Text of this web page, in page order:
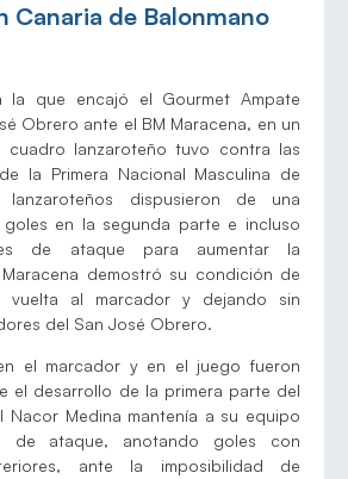
Canaria de Balonmano
la que encajó el Gourmet Ampate
Obrero ante el BM Maracena, en un
lanzaroteño tuvo contra las
la Primera Nacional Masculina de
lanzaroteños dispusieron de una
en la segunda parte e incluso
de ataque para aumentar la
demostró su condición de
vuelta al marcador y dejando sin
del San José Obrero.
el marcador y en el juego fueron
el desarrollo de la primera parte del
Nacor Medina mantenía a su equipo
de ataque, anotando goles con
ante la imposibilidad de